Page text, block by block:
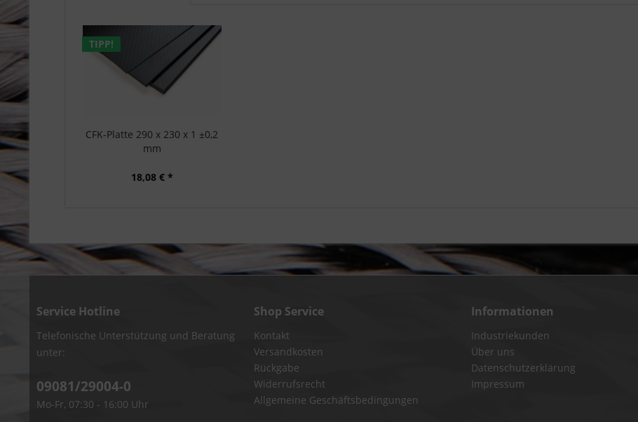
TIPP!
CFK-Platte 290 x 230 x 1 ±0,2
mm
18,08 € *
Service Hotline
Telefonische Unterstützung und Beratung
unter:
09081/29004-0
Mo-Fr, 07:30 - 16:00 Uhr
Shop Service
Kontakt
Versandkosten
Rückgabe
Widerrufsrecht
Allgemeine Geschäftsbedingungen
Informationen
Industriekunden
Über uns
Datenschutzerklärung
Impressum